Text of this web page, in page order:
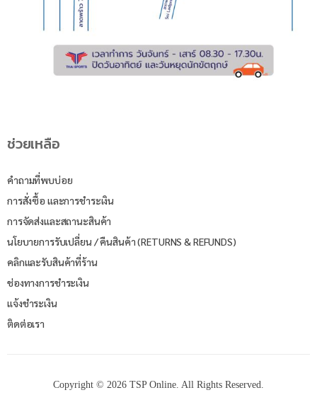
ช่วยเหลือ
คำถามที่พบบ่อย
การสั่งซื้อ และการชำระเงิน
การจัดส่งและสถานะสินค้า
นโยบายการรับเปลี่ยน / คืนสินค้า (RETURNS & REFUNDS)
คลิกและรับสินค้าที่ร้าน
ช่องทางการชำระเงิน
แจ้งชำระเงิน
ติดต่อเรา
Copyright © 2026 TSP Online. All Rights Reserved.